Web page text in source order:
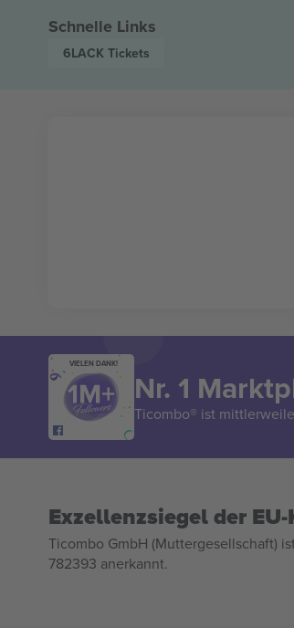
Schnelle Links
6LACK Tickets
VIELEN DANK!
Nr. 1
Ticombo® ist
Exzellenzsiegel der
Ticombo GmbH (Muttergesellschaft)
782393 anerkannt.